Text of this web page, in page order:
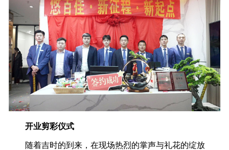
开业剪彩仪式
随着吉时的到来，在现场热烈的掌声与礼花的绽放